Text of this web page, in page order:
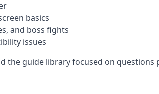
basics
and boss fights
issues
the guide library focused on questions